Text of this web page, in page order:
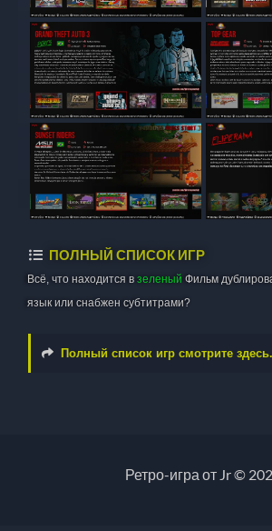
ПОЛНЫЙ СПИСОК ИГР
Всё, что находится в зеленый Фильм
язык или снабжен субтитрами?
Полный список игр смотрите здесь.
Ретро-игра от Jr ©